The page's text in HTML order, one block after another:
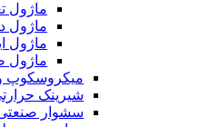
ماژول
ماژول
ماژول
ماژول
میکروسکوپ
شیرینک
سشوار